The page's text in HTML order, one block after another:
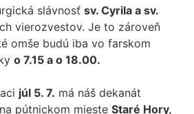
slávnosť sv. Cyrila a sv.
vierozvestov. Je to zároveň
omše budú iba vo farskom
o 7.15 a o 18.00.
júl 5. 7. má náš dekanát
pútnickom mieste Staré Hory,